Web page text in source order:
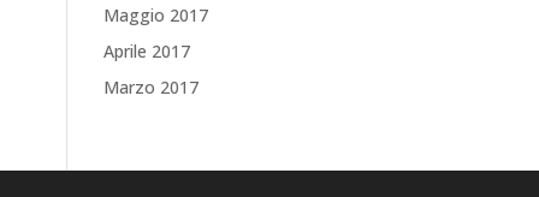
Maggio 2017
Aprile 2017
Marzo 2017